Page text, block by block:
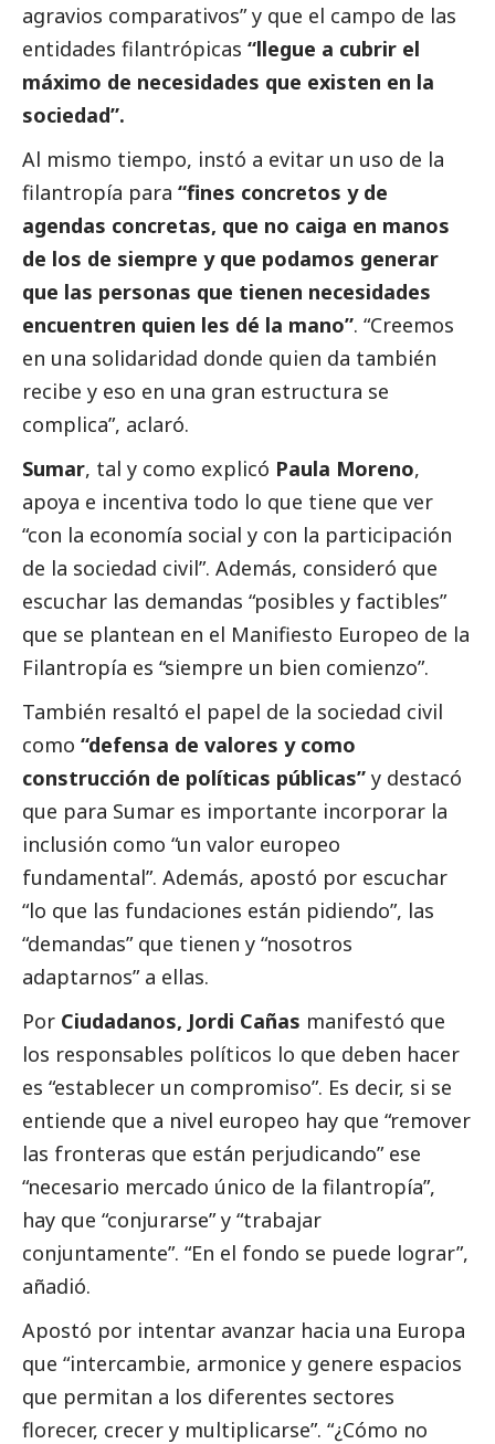
agravios comparativos” y que el campo de las
entidades filantrópicas “llegue a cubrir el
máximo de necesidades que existen en la
sociedad”.
Al mismo tiempo, instó a evitar un uso de la
filantropía para “fines concretos y de
agendas concretas, que no caiga en manos
de los de siempre y que podamos generar
que las personas que tienen necesidades
encuentren quien les dé la mano”. “Creemos
en una solidaridad donde quien da también
recibe y eso en una gran estructura se
complica”, aclaró.
Sumar, tal y como explicó Paula Moreno,
apoya e incentiva todo lo que tiene que ver
“con la economía social y con la participación
de la sociedad civil”. Además, consideró que
escuchar las demandas “posibles y factibles”
que se plantean en el Manifiesto Europeo de la
Filantropía es “siempre un bien comienzo”.
También resaltó el papel de la sociedad civil
como “defensa de valores y como
construcción de políticas públicas” y destacó
que para Sumar es importante incorporar la
inclusión como “un valor europeo
fundamental”. Además, apostó por escuchar
“lo que las fundaciones están pidiendo”, las
“demandas” que tienen y “nosotros
adaptarnos” a ellas.
Por Ciudadanos, Jordi Cañas manifestó que
los responsables políticos lo que deben hacer
es “establecer un compromiso”. Es decir, si se
entiende que a nivel europeo hay que “remover
las fronteras que están perjudicando” ese
“necesario mercado único de la filantropía”,
hay que “conjurarse” y “trabajar
conjuntamente”. “En el fondo se puede lograr”,
añadió.
Apostó por intentar avanzar hacia una Europa
que “intercambie, armonice y genere espacios
que permitan a los diferentes sectores
florecer, crecer y multiplicarse”. “¿Cómo no